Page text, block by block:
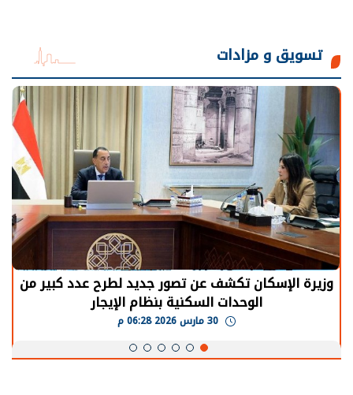
تسويق و مزادات
الرئيس السيسي: توقف الأنشطة في قطاع الطاقة
يحتاج إلى سنوات لعودة معدلات الإنتاج الطبيعية